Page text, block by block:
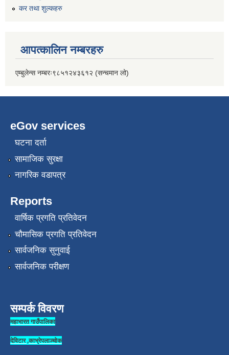
कर तथा शुल्कहरु
आपत्कालिन नम्बरहरु
एम्बुलेन्स नम्बरः९८५१२४३६१२ (सन्चमान लो)
eGov services
घटना दर्ता
सामाजिक सुरक्षा
नागरिक वडापत्र
Reports
वार्षिक प्रगति प्रतिवेदन
चौमासिक प्रगति प्रतिवेदन
सार्वजनिक सुनुवाई
सार्वजनिक परीक्षण
सम्पर्क विवरण
महाभारत गाउँपालिका
देविटार ,काभ्रेपलाञ्चोक